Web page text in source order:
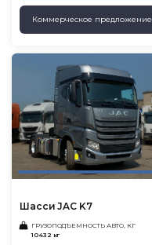
Коммерческое предложение
Шасси JAC K7
ГРУЗОПОДЪЕМНОСТЬ АВТО, КГ
10432 кг